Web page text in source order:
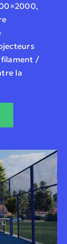
/
la